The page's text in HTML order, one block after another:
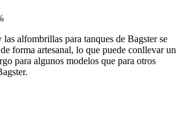
alfombrillas para tanques de Bagster se
forma artesanal, lo que puede conllevar un
para algunos modelos que para otros